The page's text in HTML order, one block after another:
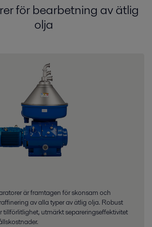
för bearbetning av ätlig
olja
är framtagen för skonsam och
av alla typer av ätlig olja. Robust
tillförlitlighet, utmärkt separeringseffektivitet